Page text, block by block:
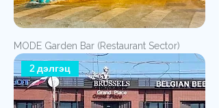
MODE Garden Bar (Restaurant Sector)
2 дэлгэц